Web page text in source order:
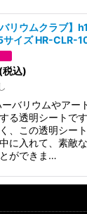
バリウムクラブ】
サイズ HR-CLR-
(税込)
バリウムやアー
る透明シートで
、この透明シー
に入れて、素敵
ができま…